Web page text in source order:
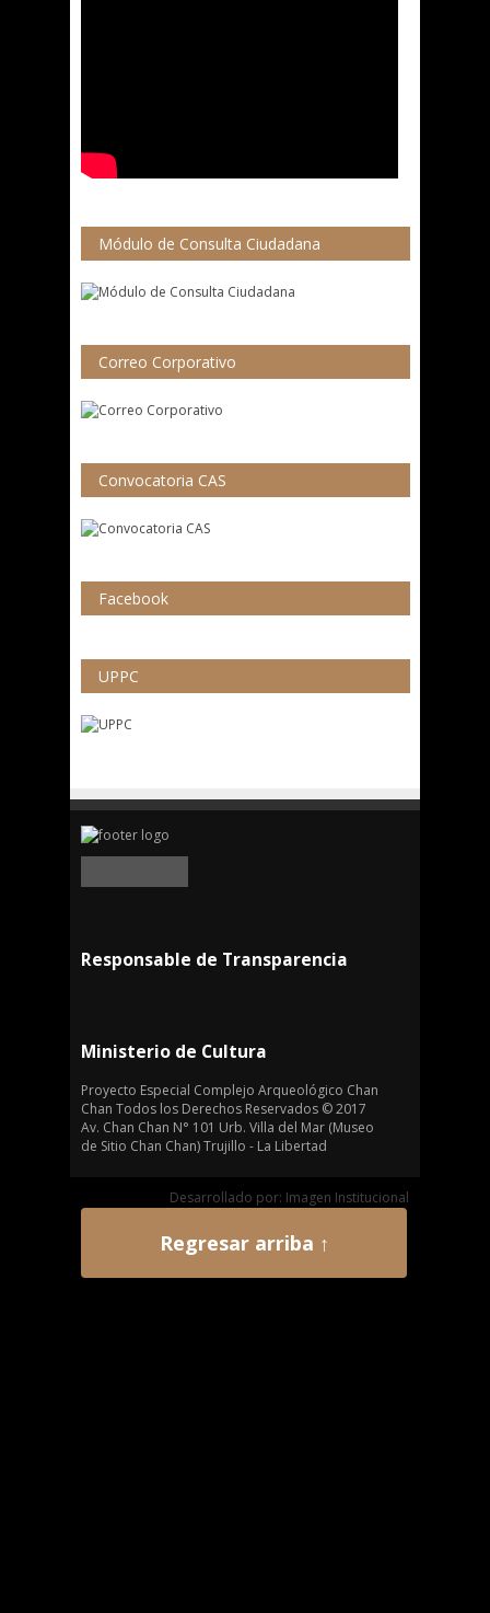
Módulo de Consulta Ciudadana
Correo Corporativo
Convocatoria CAS
Facebook
UPPC
Responsable de Transparencia
Ministerio de Cultura
Proyecto Especial Complejo Arqueológico Chan
Chan Todos los Derechos Reservados © 2017
Av. Chan Chan N° 101 Urb. Villa del Mar (Museo
de Sitio Chan Chan) Trujillo - La Libertad
Desarrollado por: Imagen Institucional
Regresar arriba ↑